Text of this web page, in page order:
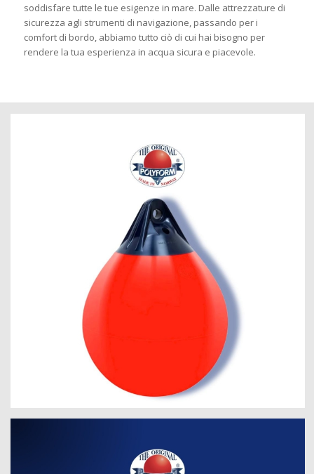
soddisfare tutte le tue esigenze in mare. Dalle attrezzature di
sicurezza agli strumenti di navigazione, passando per i
comfort di bordo, abbiamo tutto ciò di cui hai bisogno per
rendere la tua esperienza in acqua sicura e piacevole.